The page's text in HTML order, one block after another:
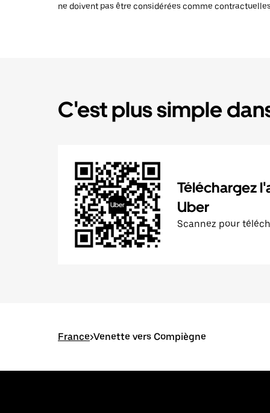
ne doivent pas être considérées comme
C'est plus simple
Téléchargez
Uber
Scannez pour
France>Venette vers Compiègne